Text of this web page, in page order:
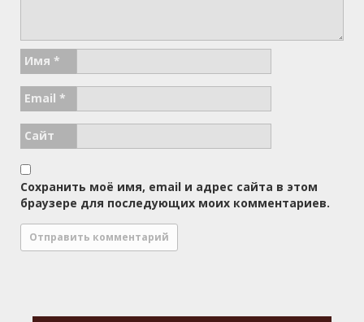
Имя *
Email *
Сайт
Сохранить моё имя, email и адрес сайта в этом
браузере для последующих моих комментариев.